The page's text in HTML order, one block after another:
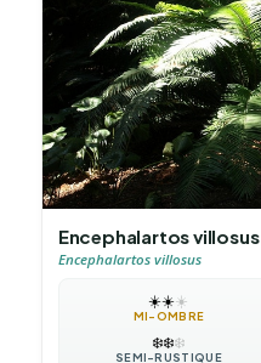
Encephalartos villosus
Encephalartos villosus
☀️☀️☀️
MI-OMBRE
❄️❄️❄️
SEMI-RUSTIQUE